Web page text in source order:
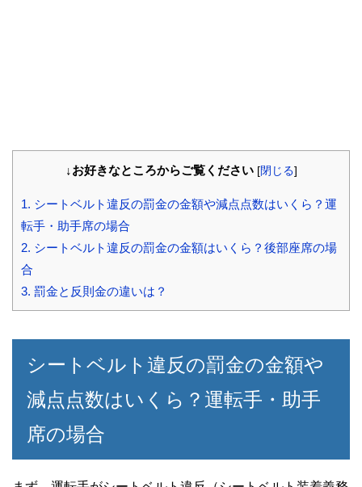
↓お好きなところからご覧ください [閉じる]
1. シートベルト違反の罰金の金額や減点点数はいくら？運
転手・助手席の場合
2. シートベルト違反の罰金の金額はいくら？後部座席の場
合
3. 罰金と反則金の違いは？
シートベルト違反の罰金の金額や
減点点数はいくら？運転手・助手
席の場合